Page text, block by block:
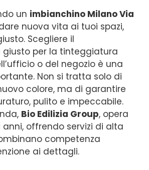
un imbianchino Milano Via
nuova vita ai tuoi spazi,
Scegliere il
giusto per la tinteggiatura
o del negozio è una
Non si tratta solo di
colore, ma di garantire
pulito e impeccabile.
Bio Edilizia Group, opera
offrendo servizi di alta
competenza
ai dettagli.